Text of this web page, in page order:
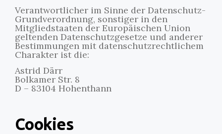
Verantwortlicher im Sinne der Datenschutz-
Grundverordnung, sonstiger in den
Mitgliedstaaten der Europäischen Union
geltenden Datenschutzgesetze und anderer
Bestimmungen mit datenschutzrechtlichem
Charakter ist die:
Astrid Därr
Bolkamer Str. 8
D – 83104 Hohenthann
Cookies